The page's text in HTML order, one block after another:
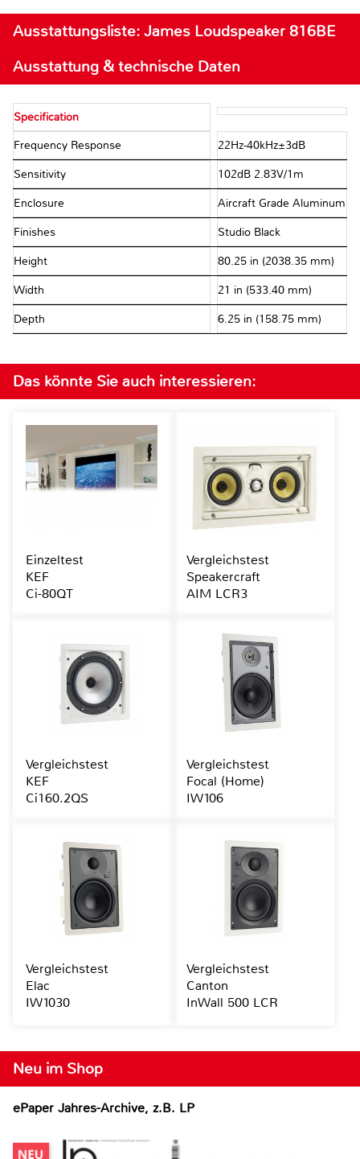
Ausstattungsliste: James Loudspeaker 816BE
Ausstattung & technische Daten
Specification
Frequency Response 22Hz-40kHz±3dB
Sensitivity 102dB 2.83V/1m
Enclosure Aircraft Grade Aluminum
Finishes Studio Black
Height 80.25 in (2038.35 mm)
Width 21 in (533.40 mm)
Depth 6.25 in (158.75 mm)
Neu im Shop
ePaper Jahres-Archive, z.B. LP
Das könnte Sie auch interessieren:
Einzeltest
KEF
Ci-80QT
Vergleichstest
Speakercraft
AIM LCR3
Vergleichstest
KEF
Ci160.2QS
Vergleichstest
Focal (Home)
IW106
Vergleichstest
Elac
IW1030
Vergleichstest
Canton
InWall 500 LCR